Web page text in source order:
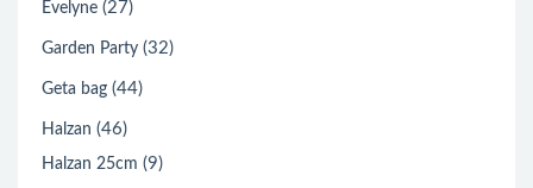
Evelyne (27)
Garden Party (32)
Geta bag (44)
Halzan (46)
Halzan 25cm (9)